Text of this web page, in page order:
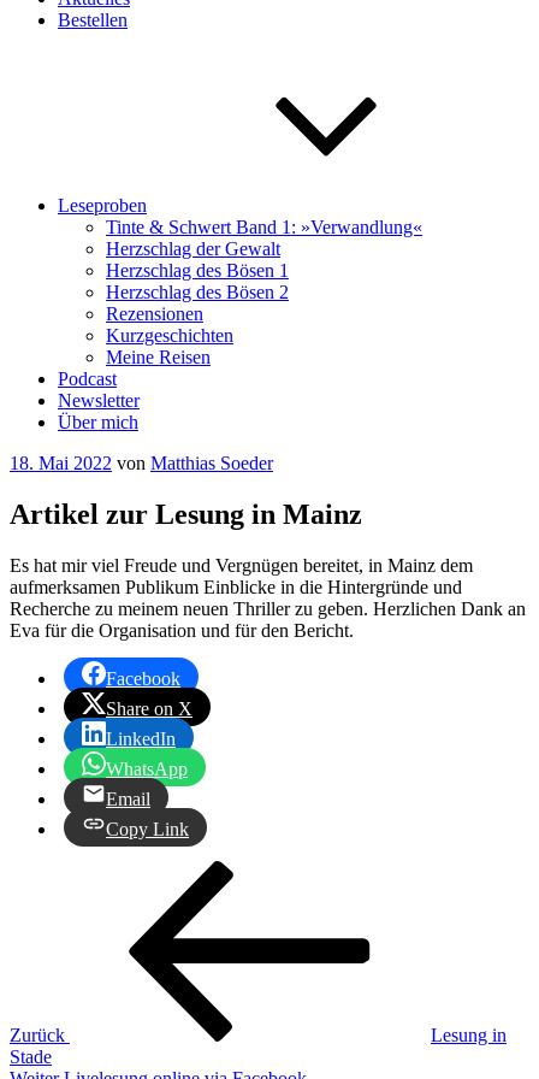
Bestellen
Leseproben
Tinte & Schwert Band 1: »Verwandlung«
Herzschlag der Gewalt
Herzschlag des Bösen 1
Herzschlag des Bösen 2
Rezensionen
Kurzgeschichten
Meine Reisen
Podcast
Newsletter
Über mich
Veröffentlicht
18. Mai 2022 von Matthias Soeder
Artikel zur Lesung in Mainz
Es hat mir viel Freude und Vergnügen bereitet, in Mainz dem
aufmerksamen Publikum Einblicke in die Hintergründe und
Recherche zu meinem neuen Thriller zu geben. Herzlichen Dank an
Eva für die Organisation und für den Bericht.
Facebook
Share on X
LinkedIn
WhatsApp
Email
Copy Link
Beitragsnavigation
Zurück
Lesung in
Stade